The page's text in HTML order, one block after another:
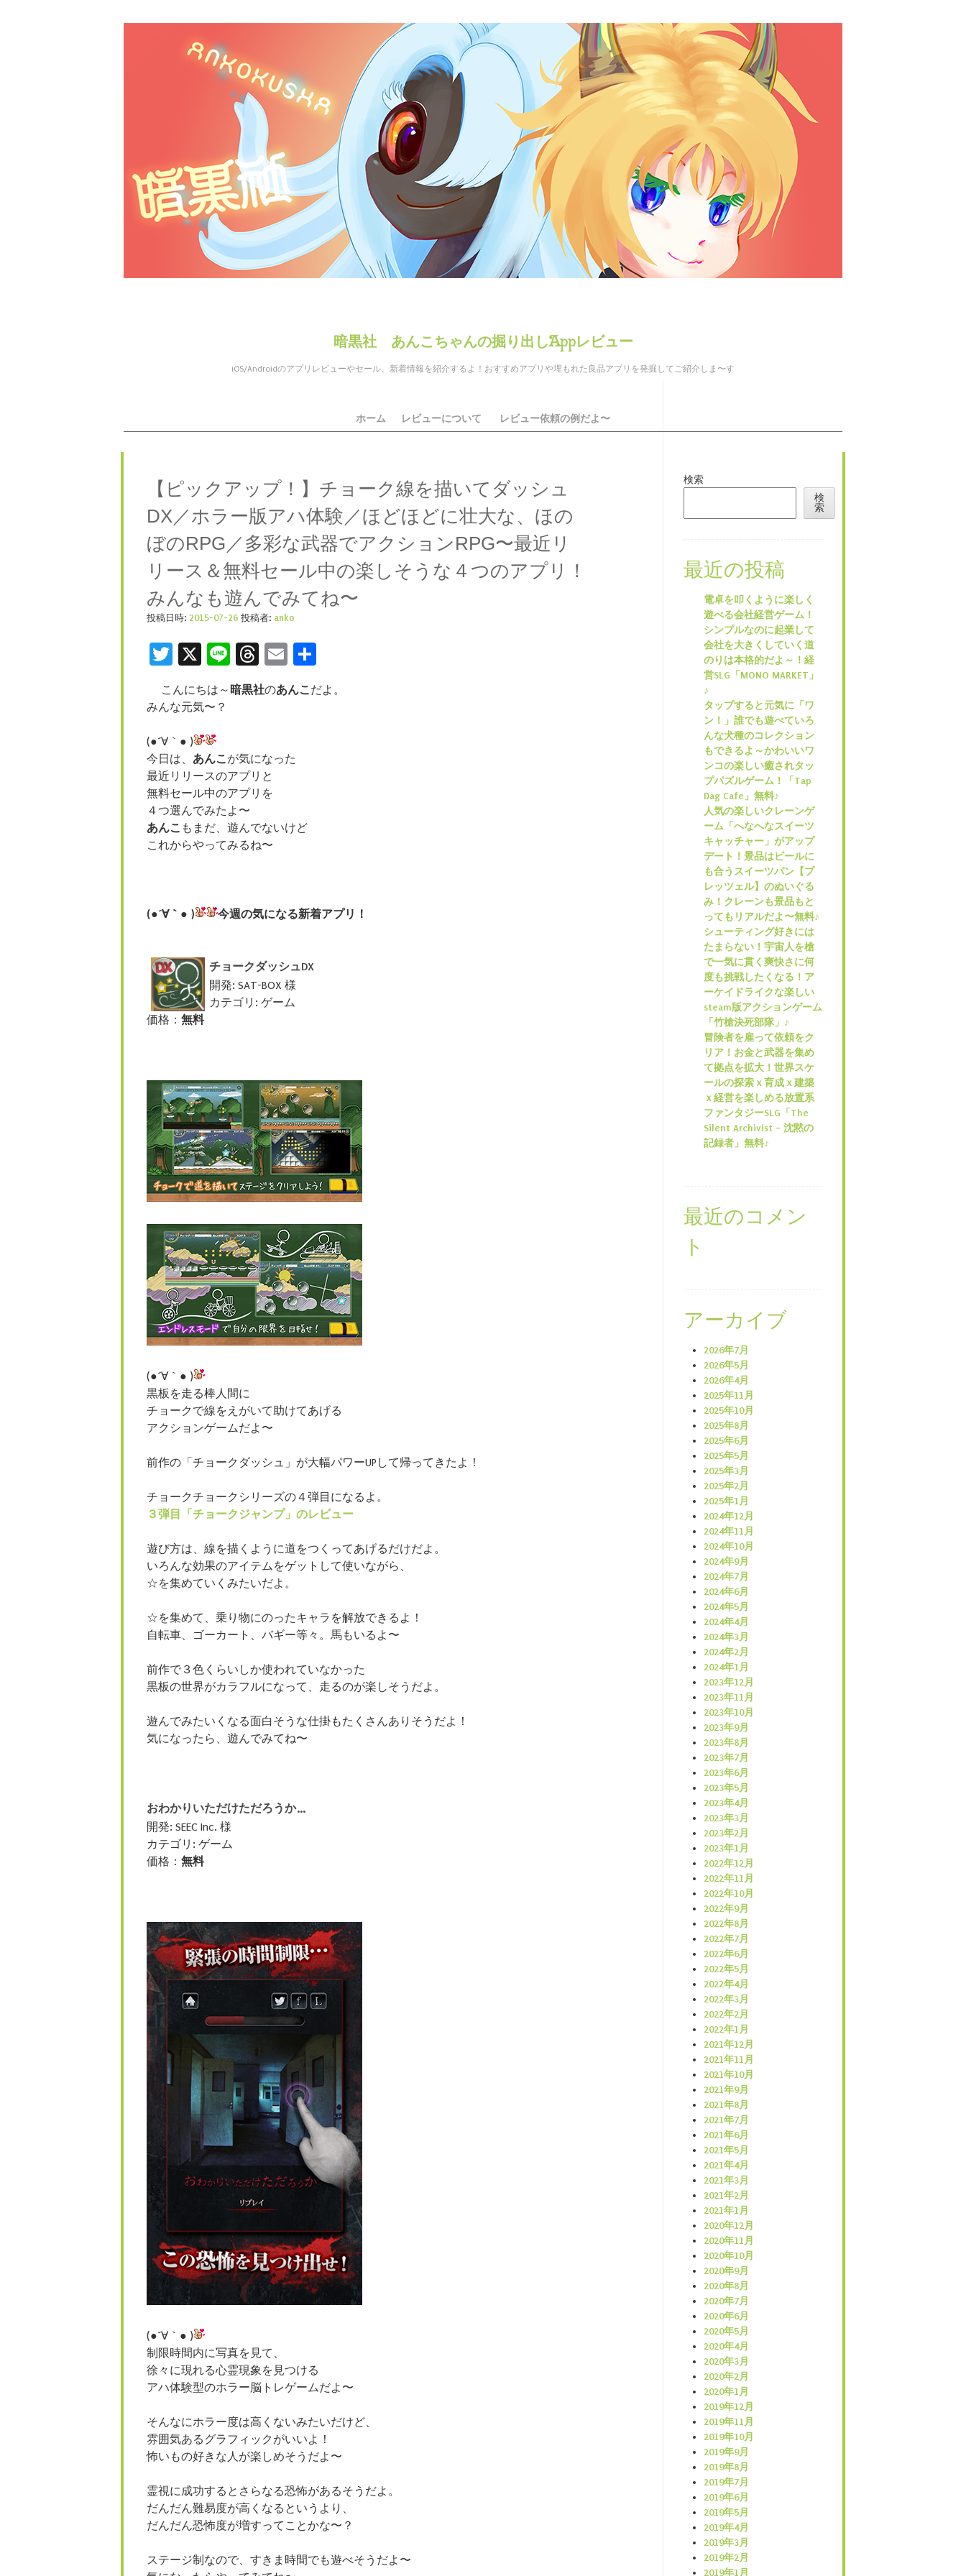
暗黒社 あんこちゃんの掘り出しAppレビュー
iOS/Androidのアプリレビューやセール、新着情報を紹介するよ！おすすめアプリや埋もれた良品アプリを発掘してご紹介しま〜す
メニュー ホーム レビューについて レビュー依頼の例だよ〜
【ピックアップ！】チョーク線を描いてダッシュ
DX／ホラー版アハ体験／ほどほどに壮大な、ほの
ぼのRPG／多彩な武器でアクションRPG〜最近リ
リース＆無料セール中の楽しそうな４つのアプリ！
みんなも遊んでみてね〜
投稿日時: 2015-07-26 投稿者: anko
Twitter
X LineThreads
Email
こんにちは～ 暗黒社のあんこだよ。
みんな元気〜？
(●´∀｀● )
今日は、 あんこが気になった
最近リリースのアプリと
無料セール中のアプリを
４つ選んでみたよ〜
あんこ もまだ、遊んでないけど
これからやってみるね〜
(●´∀｀● ) 今週の気になる新着アプリ！
チョークダッシュDX
開発: SAT-BOX 様
カテゴリ: ゲーム
価格： 無料
(●´∀｀● )
黒板を走る棒人間に
チョークで線をえがいて助けてあげる
アクションゲームだよ〜
前作の「チョークダッシュ」が大幅パワーUPして帰ってきたよ！
チョークチョークシリーズの４弾目になるよ。
３弾目「チョークジャンプ」のレビュー
遊び方は、線を描くように道をつくってあげるだけだよ。
いろんな効果のアイテムをゲットして使いながら、
☆を集めていくみたいだよ。
☆を集めて、乗り物にのったキャラを解放できるよ！
自転車、ゴーカート、バギー等々。馬もいるよ〜
前作で３色くらいしか使われていなかった
黒板の世界がカラフルになって、走るのが楽しそうだよ。
遊んでみたいくなる面白そうな仕掛もたくさんありそうだよ！
気になったら、遊んでみてね〜
おわかりいただけただろうか…
開発: SEEC Inc. 様
カテゴリ: ゲーム
価格： 無料
(●´∀｀● )
制限時間内に写真を見て、
徐々に現れる心霊現象を見つける
アハ体験型のホラー脳トレゲームだよ〜
そんなにホラー度は高くないみたいだけど、
雰囲気あるグラフィックがいいよ！
怖いもの好きな人が楽しめそうだよ〜
霊視に成功するとさらなる恐怖があるそうだよ。
だんだん難易度が高くなるというより、
だんだん恐怖度が増すってことかな〜？
ステージ制なので、すきま時間でも遊べそうだよ〜
検索
検
索
最近の投稿
電卓を叩くように楽しく
遊べる会社経営ゲーム！
シンプルなのに起業して
会社を大きくしていく道
のりは本格的だよ～！経
営SLG「MONO MARKET」
♪
タップすると元気に「ワ
ン！」誰でも遊べていろ
んな犬種のコレクション
もできるよ～かわいいワ
ンコの楽しい癒されタッ
プパズルゲーム！「Tap
Dag Cafe」無料♪
人気の楽しいクレーンゲ
ーム「へなへなスイーツ
キャッチャー」がアップ
デート！景品はビールに
も合うスイーツパン【プ
レッツェル】のぬいぐる
み！クレーンも景品もと
ってもリアルだよ〜無料♪
シューティング好きには
たまらない！宇宙人を槍
で一気に貫く爽快さに何
度も挑戦したくなる！ア
ーケイドライクな楽しい
steam版アクションゲーム
「竹槍決死部隊」♪
冒険者を雇って依頼をク
リア！お金と武器を集め
て拠点を拡大！世界スケ
ールの探索ｘ育成ｘ建築
ｘ経営を楽しめる放置系
ファンタジーSLG「The
Silent Archivist – 沈黙の
記録者」無料♪
最近のコメン
ト
アーカイブ
2026年7月
2026年5月
2026年4月
2025年11月
2025年10月
2025年8月
2025年6月
2025年5月
2025年3月
2025年2月
2025年1月
2024年12月
2024年11月
2024年10月
2024年9月
2024年7月
2024年6月
2024年5月
2024年4月
2024年3月
2024年2月
2024年1月
2023年12月
2023年11月
2023年10月
2023年9月
2023年8月
2023年7月
2023年6月
2023年5月
2023年4月
2023年3月
2023年2月
2023年1月
2022年12月
2022年11月
2022年10月
2022年9月
2022年8月
2022年7月
2022年6月
2022年5月
2022年4月
2022年3月
2022年2月
2022年1月
2021年12月
2021年11月
2021年10月
2021年9月
2021年8月
2021年7月
2021年6月
2021年5月
2021年4月
2021年3月
2021年2月
2021年1月
2020年12月
2020年11月
2020年10月
2020年9月
2020年8月
2020年7月
2020年6月
2020年5月
2020年4月
2020年3月
2020年2月
2020年1月
2019年12月
2019年11月
2019年10月
2019年9月
2019年8月
2019年7月
2019年6月
2019年5月
2019年4月
2019年3月
2019年2月
2019年1月